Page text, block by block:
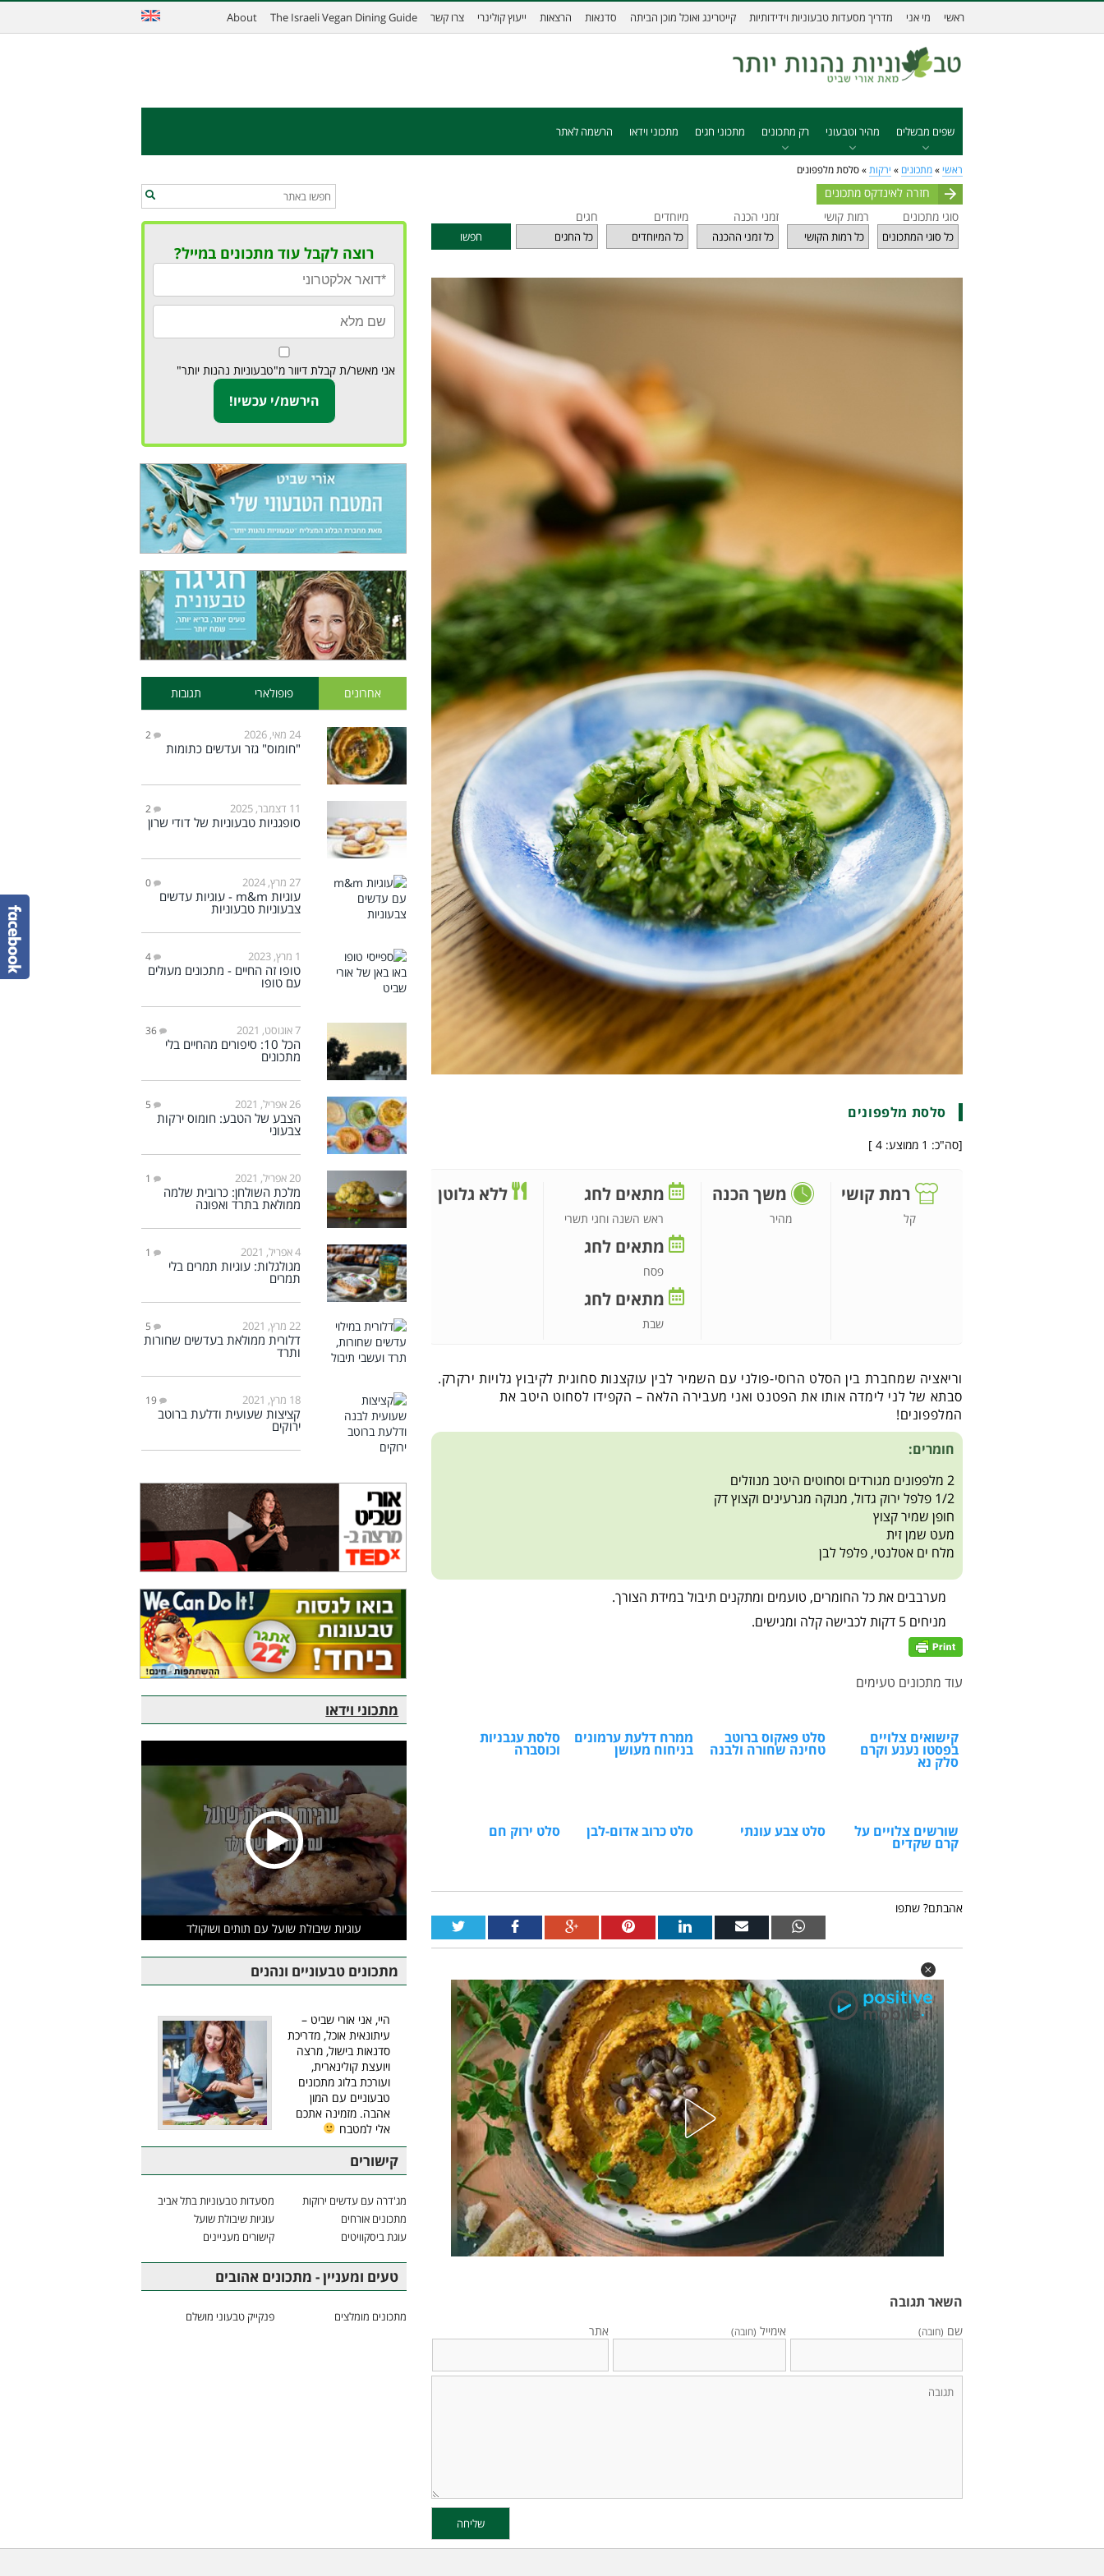
ראשי מי אני מדריך מסעדות טבעוניות וידידותיות קייטרינג ואוכל מוכן הביתה סדנאות הרצאות ייעוץ קולינרי צרו קשר The Israeli Vegan Dining Guide
About
שפים מבשלים מהיר וטבעוני רק מתכונים מתכוני חגים מתכוני וידאו הרשמה לאתר
ראשי » מתכונים » ירקות » סלסת מלפפונים
חזרה לאינדקס מתכונים
סוגי מתכונים
רמות קושי זמני הכנה מיוחדים חגים
חפשו
סלסת מלפפונים
[סה"כ: 1 ממוצע: 4
]
רמת קושי
קל
משך הכנה
מהיר
מתאים לחג
ראש השנה וחגי תשרי
מתאים לחג
פסח
מתאים לחג
שבת
ללא גלוטן
וריאציה שמחברת בין הסלט הרוסי-פולני עם השמיר לבין עוקצנות סחוגית לקיבוץ גלויות ירקרק.
סבתא של לני לימדה אותו את הפטנט ואני מעבירה הלאה – הקפידו לסחוט היטב את
המלפפונים!
חומרים:
2 מלפפונים מגורדים וסחוטים היטב מנוזלים
1/2 פלפל ירוק גדול, מנוקה מגרעינים וקצוץ דק
חופן שמיר קצוץ
מעט שמן זית
מלח ים אטלנטי, פלפל לבן
מערבבים את כל החומרים, טועמים ומתקנים תיבול במידת הצורך.
מניחים 5 דקות לכבישה קלה ומגישים.
עוד מתכונים טעימים
קישואים צלויים
בפסטו נענע וקרם
סלק נא
סלט פאקוס ברוטב
טחינה שחורה ולבנה
ממרח דלעת ערמונים
בניחוח מעושן
סלסת עגבניות
וכוסברה
שורשים צלויים על
קרם שקדים
סלט צבע עונתי סלט כרוב אדום-לבן סלט ירוק חם
אהבתם? שתפו
השאר תגובה
שם (חובה) אימייל (חובה) אתר
רוצה לקבל עוד מתכונים במייל?
אני מאשר/ת קבלת דיוור מ"טבעוניות נהנות יותר"
אחרונים פופולארי תגובות
24 מאי, 2026 2
"חומוס" גזר ועדשים כתומות
11 דצמבר, 2025 2
סופגניות טבעוניות של דודי שרון
27 מרץ, 2024 0
עוגיות m&m - עוגיות עדשים
צבעוניות טבעוניות
1 מרץ, 2023 4
טופו זה החיים - מתכונים מעולים
עם טופו
7 אוגוסט, 2021 36
הכל 10: סיפורים מהחיים בלי
מתכונים
26 אפריל, 2021 5
הצבע של הטבע: חומוס ירקות
צבעוני
20 אפריל, 2021 1
מלכת השולחן: כרובית שלמה
ממולאת בתרד ואפונה
4 אפריל, 2021 1
מגולגלות: עוגיות תמרים בלי
תמרים
22 מרץ, 2021 5
דלורית ממולאת בעדשים שחורות
ותרד
18 מרץ, 2021 19
קציצות שעועית ודלעת ברוטב
ירוקים
מתכוני וידאו
עוגיות שיבולת שועל עם תותים ושוקולד
מתכונים טבעוניים ונהנים
היי, אני אורי שביט –
עיתונאית אוכל, מדריכת
סדנאות בישול, מרצה
ויועצת קולינארית,
ועורכת בלוג מתכונים
טבעוניים עם המון
אהבה. מזמינה אתכם
אלי למטבח
קישורים
מג'דרה עם עדשים ירוקות
מסעדות טבעוניות בתל אביב
מתכונים אורחים
עוגיות שיבולת שועל
עוגת ביסקוויטים
קישורים מעניינים
טעים ומעניין - מתכונים אהובים
מתכונים מומלצים פנקייק טבעוני מושלם